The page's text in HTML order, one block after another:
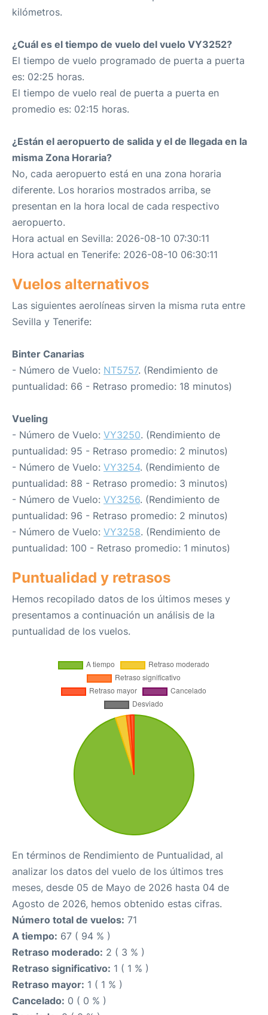
kilómetros.
¿Cuál es el tiempo de vuelo del vuelo VY3252?
El tiempo de vuelo programado de puerta a puerta
es: 02:25 horas.
El tiempo de vuelo real de puerta a puerta en
promedio es: 02:15 horas.
¿Están el aeropuerto de salida y el de llegada en la
misma Zona Horaria?
No, cada aeropuerto está en una zona horaria
diferente. Los horarios mostrados arriba, se
presentan en la hora local de cada respectivo
aeropuerto.
Hora actual en Sevilla: 2026-08-10 07:30:11
Hora actual en Tenerife: 2026-08-10 06:30:11
Vuelos alternativos
Las siguientes aerolíneas sirven la misma ruta entre
Sevilla y Tenerife:
Binter Canarias
- Número de Vuelo: NT5757. (Rendimiento de
puntualidad: 66 - Retraso promedio: 18 minutos)
Vueling
- Número de Vuelo: VY3250. (Rendimiento de
puntualidad: 95 - Retraso promedio: 2 minutos)
- Número de Vuelo: VY3254. (Rendimiento de
puntualidad: 88 - Retraso promedio: 3 minutos)
- Número de Vuelo: VY3256. (Rendimiento de
puntualidad: 96 - Retraso promedio: 2 minutos)
- Número de Vuelo: VY3258. (Rendimiento de
puntualidad: 100 - Retraso promedio: 1 minutos)
Puntualidad y retrasos
Hemos recopilado datos de los últimos meses y
presentamos a continuación un análisis de la
puntualidad de los vuelos.
En términos de Rendimiento de Puntualidad, al
analizar los datos del vuelo de los últimos tres
meses, desde 05 de Mayo de 2026 hasta 04 de
Agosto de 2026, hemos obtenido estas cifras.
Número total de vuelos: 71
A tiempo: 67 ( 94 % )
Retraso moderado: 2 ( 3 % )
Retraso significativo: 1 ( 1 % )
Retraso mayor: 1 ( 1 % )
Cancelado: 0 ( 0 % )